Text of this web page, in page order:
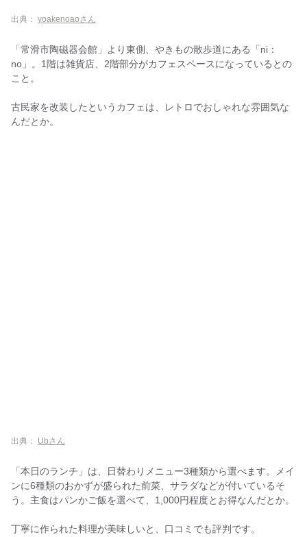
出典： yoakenoaoさん
「常滑市陶磁器会館」より東側、やきもの散歩道にある「ni：
no」。1階は雑貨店、2階部分がカフェスペースになっているとの
こと。
古民家を改装したというカフェは、レトロでおしゃれな雰囲気な
んだとか。
出典： Ubさん
「本日のランチ」は、日替わりメニュー3種類から選べます。メイ
ンに6種類のおかずが盛られた前菜、サラダなどが付いているそ
う。主食はパンかご飯を選べて、1,000円程度とお得なんだとか。
丁寧に作られた料理が美味しいと、口コミでも評判です。